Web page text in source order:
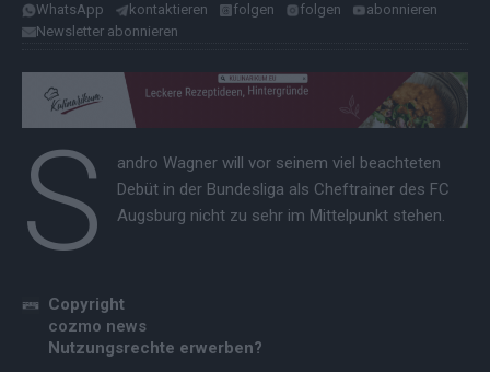
WhatsApp
kontaktieren folgen folgen
abonnieren
Newsletter abonnieren
S
andro Wagner will vor seinem viel beachteten
Debüt in der Bundesliga als Cheftrainer des FC
Augsburg nicht zu sehr im Mittelpunkt stehen.
Copyright
cozmo news
Nutzungsrechte erwerben?